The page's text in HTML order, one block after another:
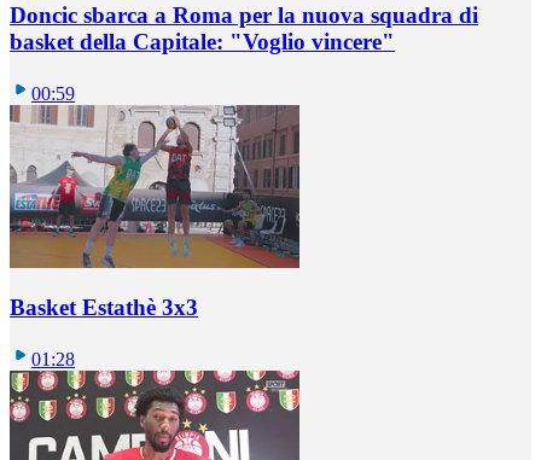
Doncic sbarca a Roma per la nuova squadra di
basket della Capitale: "Voglio vincere"
00:59
Basket Estathè 3x3
01:28